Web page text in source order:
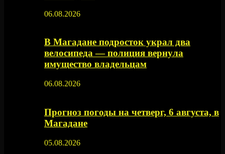
06.08.2026
В Магадане подросток украл два
велосипеда — полиция вернула
имущество владельцам
06.08.2026
Прогноз погоды на четверг, 6 августа, в
Магадане
05.08.2026